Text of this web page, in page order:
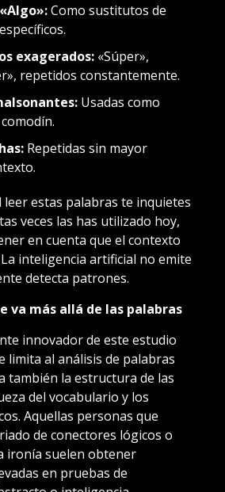
Como sustitutos de
exagerados: «Súper»,
repetidos constantemente.
Usadas como
Repetidas sin mayor
leer estas palabras te inquietes
veces las has utilizado hoy,
en cuenta que el contexto
inteligencia artificial no emite
detecta patrones.
va más allá de las palabras
innovador de este estudio
limita al análisis de palabras
también la estructura de las
del vocabulario y los
Aquellas personas que
de conectores lógicos o
ironía suelen obtener
en pruebas de